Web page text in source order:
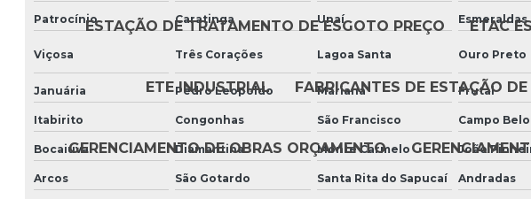
ESTAÇÃO DE TRATAMENTO DE ESGOTO PREÇO ETAC
ETE INDUSTRIAL FABRICANTES DE ESTAÇÃO
GERENCIAMENTO DE OBRAS ORÇAMENTO
Patrocínio Caratinga Unaí Esmeraldas
Viçosa Três Corações Lagoa Santa Ouro Preto
Januária Pedro Leopoldo Mariana Frutal
Itabirito Congonhas São Francisco Campo Belo
Bocaiuva Diamantina Monte Carmelo João
Arcos São Gotardo Santa Rita do Sapucaí Andradas